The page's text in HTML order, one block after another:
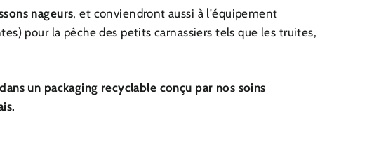
nageurs, et conviendront aussi à l'équipement
pour la pêche des petits carnassiers tels que les truites,
un packaging recyclable conçu par nos soins